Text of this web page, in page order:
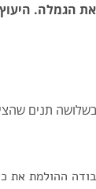
הגמלה. היעוץ
תנים
ההולמת את